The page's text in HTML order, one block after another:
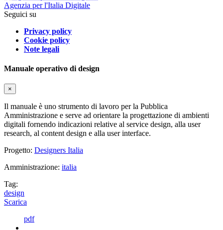
Agenzia per l'Italia Digitale
Seguici su
Privacy policy
Cookie policy
Note legali
Manuale operativo di design
×
Il manuale è uno strumento di lavoro per la Pubblica
Amministrazione e serve ad orientare la progettazione di ambienti
digitali fornendo indicazioni relative al service design, alla user
research, al content design e alla user interface.
Progetto: Designers Italia
Amministrazione: italia
Tag:
design
Scarica
pdf